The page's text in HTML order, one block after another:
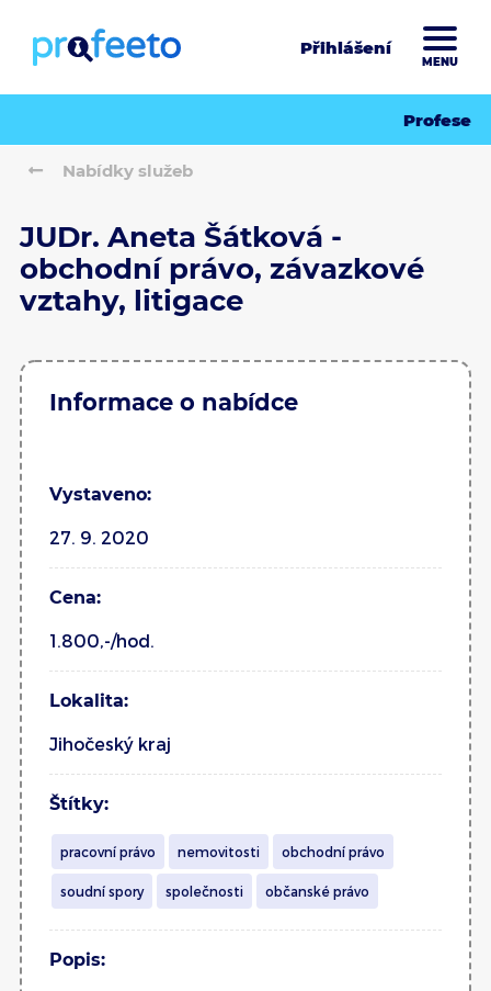
Přihlášení
MENU
Profese
Nabídky služeb
JUDr. Aneta Šátková -
obchodní právo, závazkové
vztahy, litigace
Informace o nabídce
Vystaveno:
27. 9. 2020
Cena:
1.800,-/hod.
Lokalita:
Jihočeský kraj
Štítky:
pracovní právo nemovitosti obchodní právo
soudní spory společnosti občanské právo
Popis: